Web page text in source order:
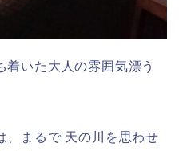
着いた大人の雰囲気漂う
、まるで 天の川を思わせ